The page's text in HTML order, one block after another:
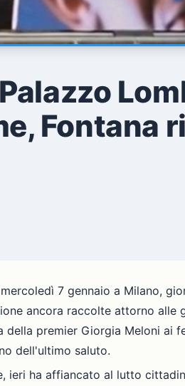
Fontana
7 gennaio a Milano,
ancora raccolte attorno
della premier Giorgia Meloni
dell'ultimo saluto.
ieri ha affiancato al lutto